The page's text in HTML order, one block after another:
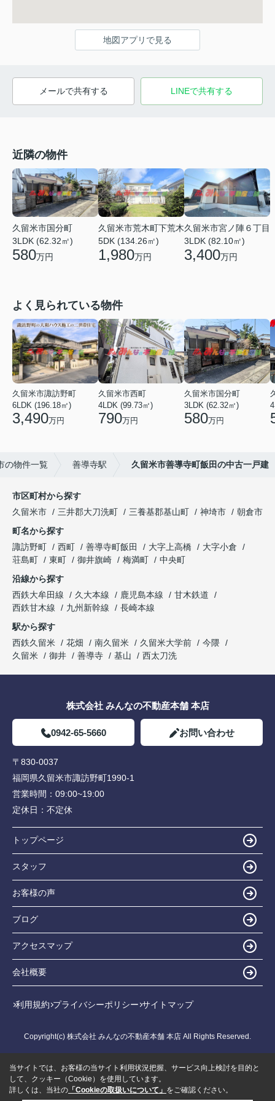
地図アプリで見る
メールで共有する LINEで共有する
近隣の物件
久留米市国分町
3LDK (62.32㎡)
580万円
久留米市荒木町下荒木
5DK (134.26㎡)
1,980万円
久留米市宮ノ陣６丁目
3LDK (82.10㎡)
3,400万円
よく見られている物件
久留米市諏訪野町
6LDK (196.18㎡)
3,490万円
久留米市西町
4LDK (99.73㎡)
790万円
久留米市国分町
3LDK (62.32㎡)
580万円
の物件一覧 善導寺駅 久留米市善導寺町飯田の中古一戸建
市区町村から探す
久留米市
三井郡大刀洗町 三養基郡基山町 神埼市
朝倉市
町名から探す
諏訪野町
西町 善導寺町飯田 大字上高橋
大字小倉
荘島町
東町 御井旗崎 梅満町
中央町
沿線から探す
西鉄大牟田線
久大本線 鹿児島本線
甘木鉄道
西鉄甘木線
九州新幹線
長崎本線
駅から探す
西鉄久留米
花畑 南久留米 久留米大学前
今隈
久留米
御井 善導寺 基山 西太刀洗
株式会社 みんなの不動産本舗 本店
0942-65-5660 お問い合わせ
〒830-0037
福岡県久留米市諏訪野町1990-1
営業時間： 09:00~19:00
定休日： 不定休
トップページ
スタッフ
お客様の声
ブログ
アクセスマップ
会社概要
利用規約 プライバシーポリシー サイトマップ
Copyright(c) 株式会社 みんなの不動産本舗 本店 All Rights Reserved.
当サイトでは、お客様の当サイト利用状況把握、サービス向上検討を目的と
して、クッキー（Cookie）を使用しています。
詳しくは、当社の 「Cookieの取扱いについて」 をご確認ください。